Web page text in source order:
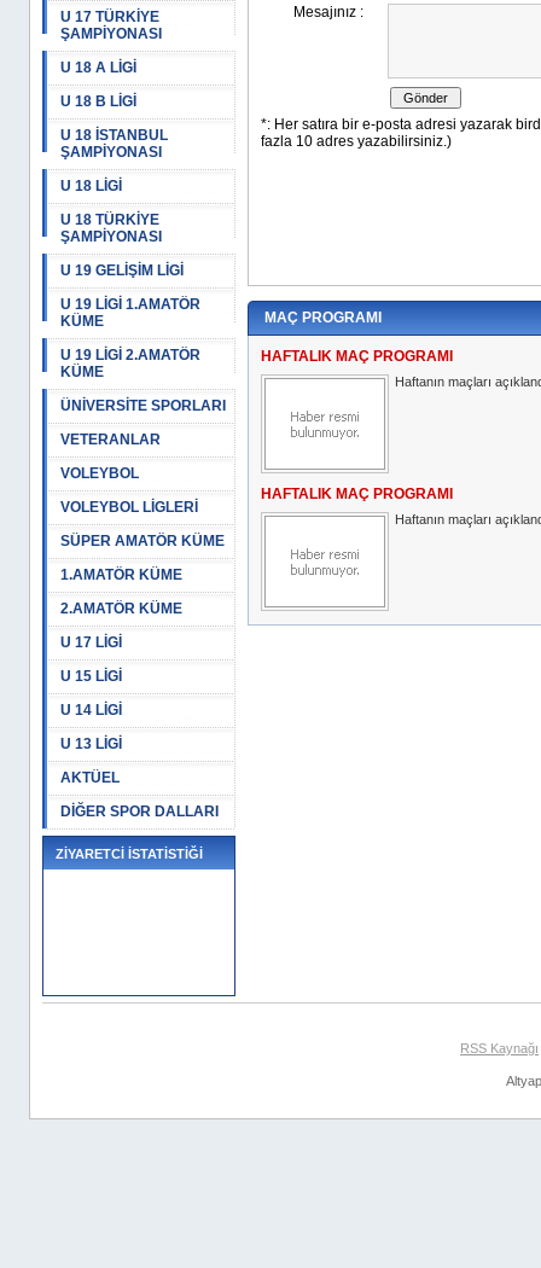
U 17 TÜRKİYE
ŞAMPİYONASI
U 18 A LİGİ
U 18 B LİGİ
U 18 İSTANBUL
ŞAMPİYONASI
U 18 LİGİ
U 18 TÜRKİYE
ŞAMPİYONASI
U 19 GELİŞİM LİGİ
U 19 LİGİ 1.AMATÖR
KÜME
U 19 LİGİ 2.AMATÖR
KÜME
ÜNİVERSİTE SPORLARI
VETERANLAR
VOLEYBOL
VOLEYBOL LİGLERİ
SÜPER AMATÖR KÜME
1.AMATÖR KÜME
2.AMATÖR KÜME
U 17 LİGİ
U 15 LİGİ
U 14 LİGİ
U 13 LİGİ
AKTÜEL
DİĞER SPOR DALLARI
ZİYARETCİ İSTATİSTİĞİ
MAÇ PROGRAMI
HAFTALIK MAÇ PROGRAMI
Haftanın maçları
HAFTALIK MAÇ PROGRAMI
Haftanın maçları
RSS Kaynağı